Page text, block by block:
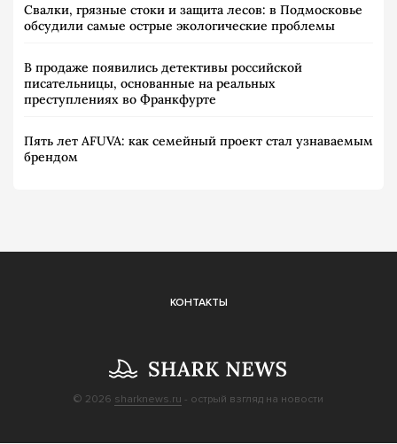
Свалки, грязные стоки и защита лесов: в Подмосковье
обсудили самые острые экологические проблемы
В продаже появились детективы российской
писательницы, основанные на реальных
преступлениях во Франкфурте
Пять лет AFUVA: как семейный проект стал узнаваемым
брендом
КОНТАКТЫ
© 2026 sharknews.ru - острый взгляд на новости